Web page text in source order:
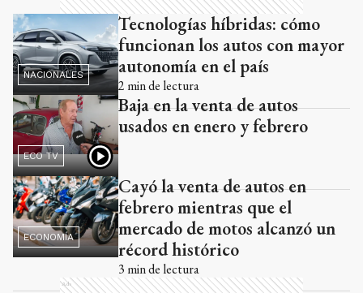
NACIONALES
Tecnologías híbridas: cómo
funcionan los autos con mayor
autonomía en el país
2 min de lectura
ECO TV
Baja en la venta de autos
usados en enero y febrero
ECONOMÍA
Cayó la venta de autos en
febrero mientras que el
mercado de motos alcanzó un
récord histórico
3 min de lectura
Ads